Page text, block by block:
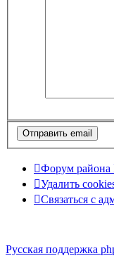
Форум района
Удалить
Связаться с
Русская поддержка